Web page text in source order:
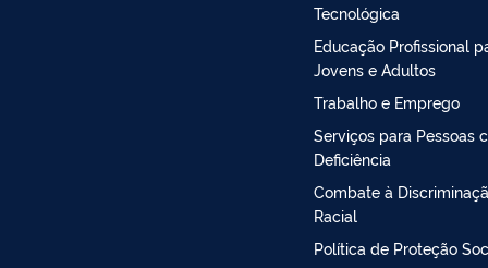
Tecnológica
Educação Profissional
Jovens e Adultos
Trabalho e Emprego
Serviços para Pessoas
Deficiência
Combate à
Racial
Política de Proteção